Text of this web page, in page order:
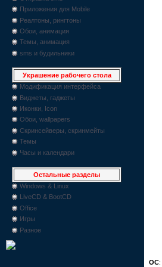
Приложения для Mobile
Реалтоны, рингтоны
Обои, анимация
Темы, анимация
sms и будильники
Украшение рабочего стола
Модификация интерфейса
Виджеты, гаджеты
Иконки, Icon
Обои, wallpapers
Скринсейверы, скринмейты
Темы
Часы и календари
Остальные разделы
Windows & Linux
LiveCD & BootCD
Office
Игры
Разное
ОС: